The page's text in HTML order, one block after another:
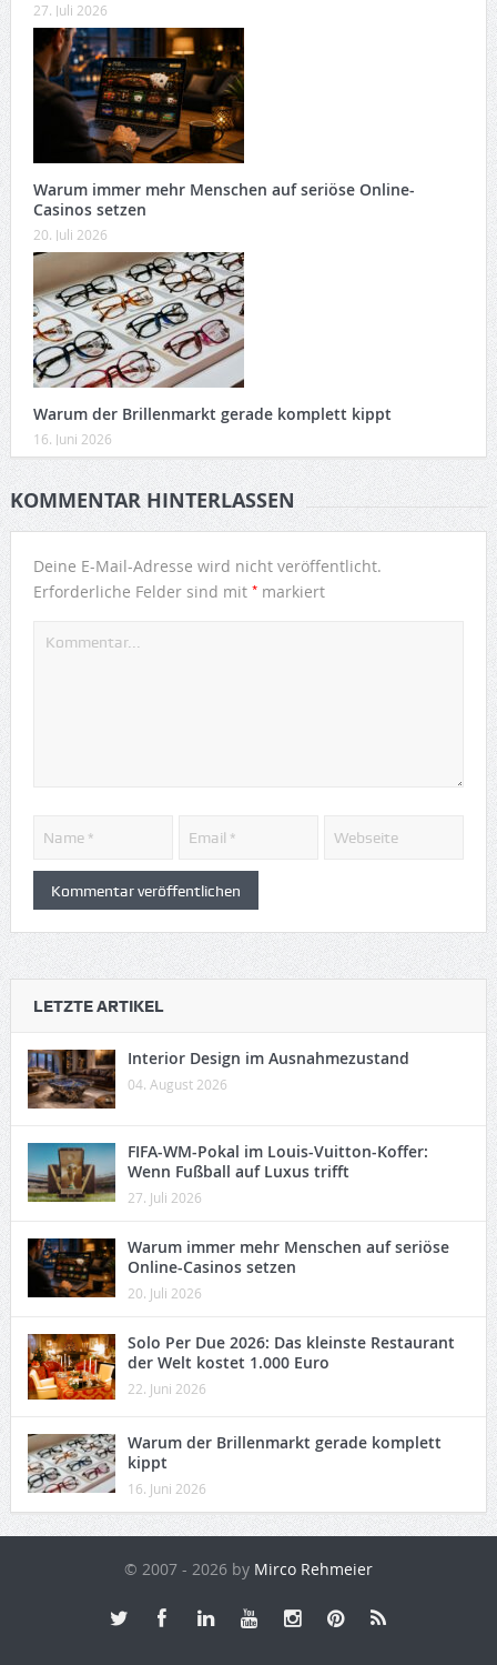
27. Juli 2026
Warum immer mehr Menschen auf seriöse Online-
Casinos setzen
20. Juli 2026
Warum der Brillenmarkt gerade komplett kippt
16. Juni 2026
KOMMENTAR HINTERLASSEN
Deine E-Mail-Adresse wird nicht veröffentlicht.
Erforderliche Felder sind mit *markiert
LETZTE ARTIKEL
Interior Design im Ausnahmezustand
04. August 2026
FIFA-WM-Pokal im Louis-Vuitton-Koffer:
Wenn Fußball auf Luxus trifft
27. Juli 2026
Warum immer mehr Menschen auf seriöse
Online-Casinos setzen
20. Juli 2026
Solo Per Due 2026: Das kleinste Restaurant
der Welt kostet 1.000 Euro
22. Juni 2026
Warum der Brillenmarkt gerade komplett
kippt
16. Juni 2026
© 2007 - 2026 by Mirco Rehmeier